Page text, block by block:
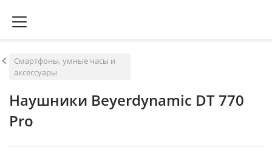
Смартфоны, умные часы и
аксессуары
Наушники Beyerdynamic DT 770
Pro